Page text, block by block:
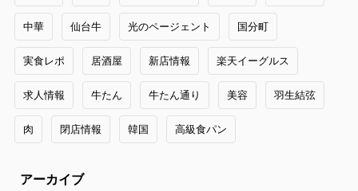
中華 仙台牛 光のページェント 国分町
実食レポ 居酒屋 新店情報 楽天イーグルス
求人情報 牛たん 牛たん通り 美容 羽生結弦
肉 閉店情報 韓国 高級食パン
アーカイブ